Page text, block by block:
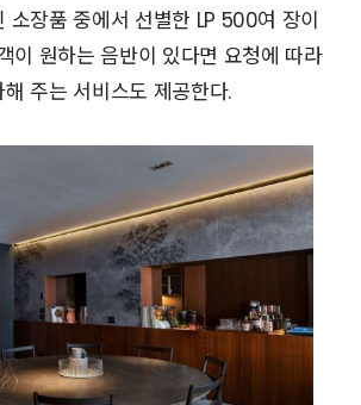
소장품 중에서 선별한 LP 500여 장이
이 원하는 음반이 있다면 요청에 따라
주는 서비스도 제공한다.